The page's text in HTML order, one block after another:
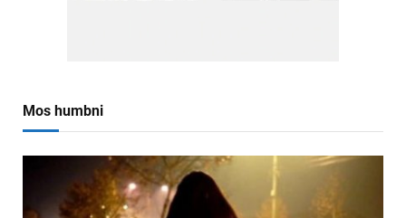
Mos humbni